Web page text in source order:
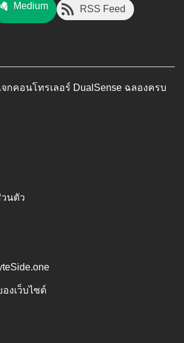
Medium RSS Feed
จกคอนโทรเลอร์ DualSense ฉลองครบ
นตัว
งเว็บไซต์